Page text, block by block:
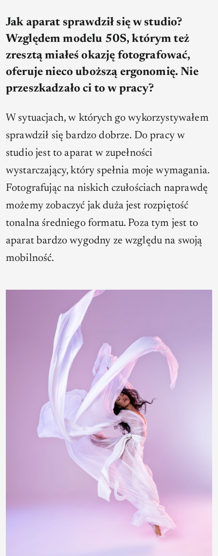
Jak aparat sprawdził się w studio?
Względem modelu 50S, którym też
zresztą miałeś okazję fotografować,
oferuje nieco uboższą ergonomię. Nie
przeszkadzało ci to w pracy?
W sytuacjach, w których go wykorzystywałem
sprawdził się bardzo dobrze. Do pracy w
studio jest to aparat w zupełności
wystarczający, który spełnia moje wymagania.
Fotografując na niskich czułościach naprawdę
możemy zobaczyć jak duża jest rozpiętość
tonalna średniego formatu. Poza tym jest to
aparat bardzo wygodny ze względu na swoją
mobilność.